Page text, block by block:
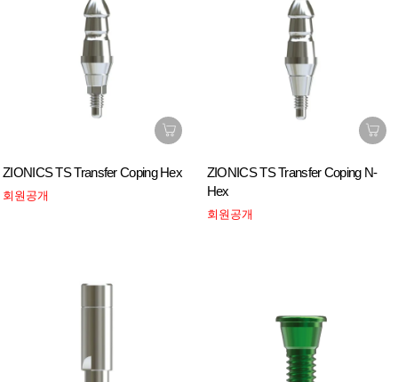
ZIONICS TS Transfer Coping Hex
회원공개
ZIONICS TS Transfer Coping N-
Hex
회원공개